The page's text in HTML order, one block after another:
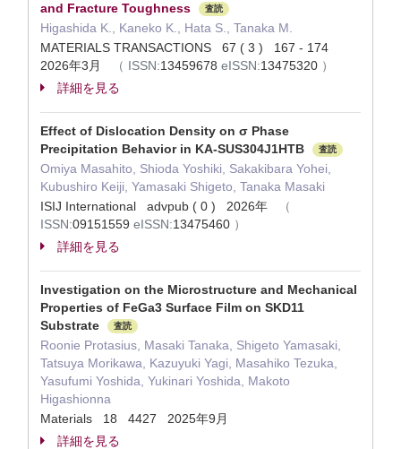
and Fracture Toughness
査読
Higashida K., Kaneko K., Hata S., Tanaka M.
MATERIALS TRANSACTIONS 67 ( 3 ) 167 - 174
2026年3月
（ ISSN:13459678 eISSN:13475320 ）
詳細を見る
Effect of Dislocation Density on σ Phase
Precipitation Behavior in KA-SUS304J1HTB
査読
Omiya Masahito, Shioda Yoshiki, Sakakibara Yohei,
Kubushiro Keiji, Yamasaki Shigeto, Tanaka Masaki
ISIJ International advpub ( 0 ) 2026年
（
ISSN:09151559 eISSN:13475460 ）
詳細を見る
Investigation on the Microstructure and Mechanical
Properties of FeGa3 Surface Film on SKD11
Substrate
査読
Roonie Protasius, Masaki Tanaka, Shigeto Yamasaki,
Tatsuya Morikawa, Kazuyuki Yagi, Masahiko Tezuka,
Yasufumi Yoshida, Yukinari Yoshida, Makoto
Higashionna
Materials 18 4427 2025年9月
詳細を見る